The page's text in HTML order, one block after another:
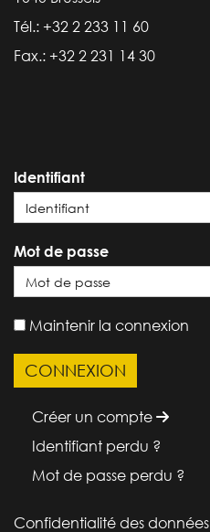
Tél.: +32 2 233 11 60
Fax.: +32 2 231 14 30
Identifiant
Mot de passe
Maintenir la connexion
Créer un compte
Identifiant perdu ?
Mot de passe perdu ?
Confidentialité des données